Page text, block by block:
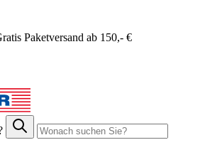
Paketversand ab 150,- €